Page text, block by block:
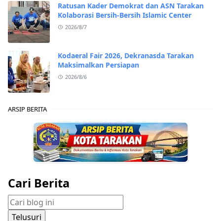
Ratusan Kader Demokrat dan ASN Tarakan
Kolaborasi Bersih-Bersih Islamic Center
2026/8/7
Kodaeral Fair 2026, Dekranasda Tarakan
Maksimalkan Persiapan
2026/8/6
ARSIP BERITA
Cari Berita